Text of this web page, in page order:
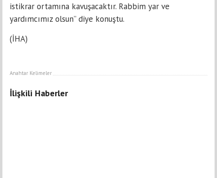
istikrar ortamına kavuşacaktır. Rabbim yar ve
yardımcımız olsun” diye konuştu.
(İHA)
Anahtar Kelimeler
İlişkili Haberler